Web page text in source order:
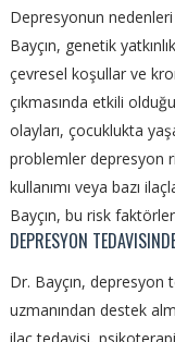
Depresyonun nedenleri
Bayçın, genetik
çevresel koşullar ve
çıkmasında etkili
olayları, çocuklukta
problemler depresyon
kullanımı veya bazı
Bayçın, bu risk
DEPRESYON
Dr. Bayçın, depresyon
uzmanından destek